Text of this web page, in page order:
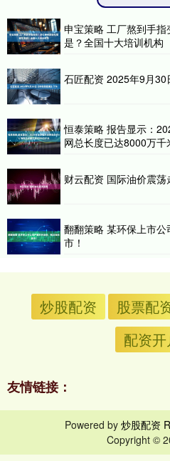
申宝策略 工厂熬到手
是？全国十大培训机构
石匠配资 2025年9月
恒泰策略 报告显示：
网总长度已达8000万千
财云配资 国际油价震荡
翻翻策略 某环保上市
市！
炒股配资 股票配
配资开
友情链接：
Powered by 炒股配资
Copyright ©